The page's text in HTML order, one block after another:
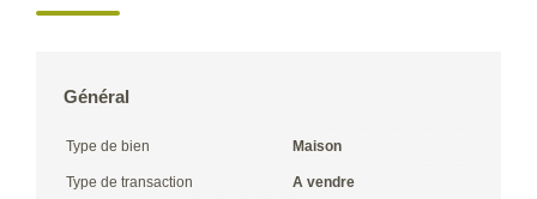
Général
Type de bien Maison
Type de transaction A vendre